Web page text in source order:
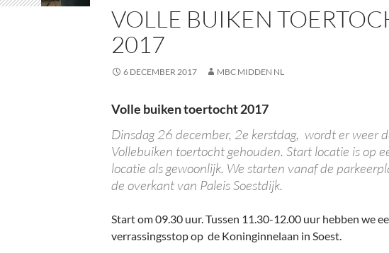
VOLLE BUIKEN
2017
6 DECEMBER 2017 MBC MIDDEN NL
Volle buiken toertocht 2017
Dinsdag 26 december, 2e kerstdag, wordt er weer
Vollebuiken toertocht gehouden. Start locatie is op
locatie als gewoonlijk. We starten vanaf de
de overkant van Paleis Soestdijk.
Start om 09.30 uur. Tussen 11.30-12.00 uur hebben we
verrassingsstop op de Koninginnelaan in Soest.